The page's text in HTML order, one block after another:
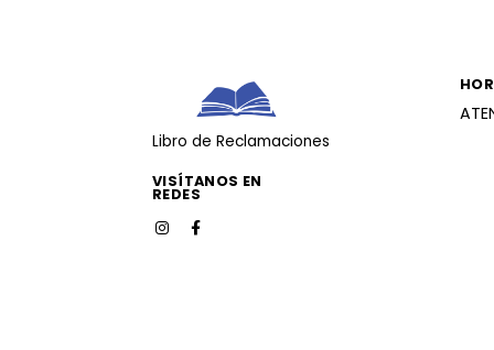
Libro de Reclamaciones
VISÍTANOS EN
REDES